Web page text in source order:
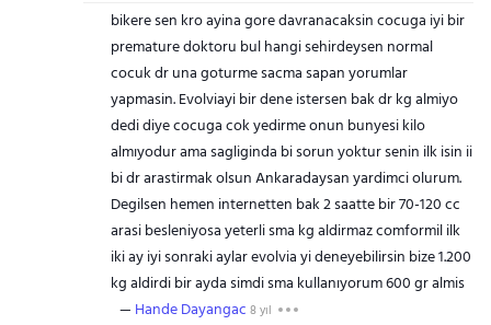
bikere sen kro ayina gore davranacaksin cocuga iyi bir
premature doktoru bul hangi sehirdeysen normal
cocuk dr una goturme sacma sapan yorumlar
yapmasin. Evolviayi bir dene istersen bak dr kg almiyo
dedi diye cocuga cok yedirme onun bunyesi kilo
almıyodur ama sagliginda bi sorun yoktur senin ilk isin ii
bi dr arastirmak olsun Ankaradaysan yardimci olurum.
Degilsen hemen internetten bak 2 saatte bir 70-120 cc
arasi besleniyosa yeterli sma kg aldirmaz comformil ilk
iki ay iyi sonraki aylar evolvia yi deneyebilirsin bize 1.200
kg aldirdi bir ayda simdi sma kullanıyorum 600 gr almis
Hande Dayangac 8 yıl